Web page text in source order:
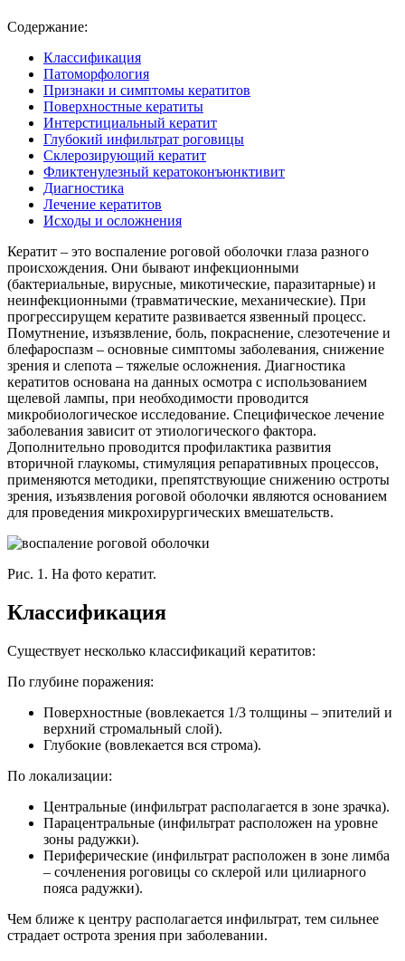
Содержание:
Классификация
Патоморфология
Признаки и симптомы кератитов
Поверхностные кератиты
Интерстициальный кератит
Глубокий инфильтрат роговицы
Склерозирующий кератит
Фликтенулезный кератоконъюнктивит
Диагностика
Лечение кератитов
Исходы и осложнения
Кератит – это воспаление роговой оболочки глаза разного
происхождения. Они бывают инфекционными
(бактериальные, вирусные, микотические, паразитарные) и
неинфекционными (травматические, механические). При
прогрессирущем кератите развивается язвенный процесс.
Помутнение, изъязвление, боль, покраснение, слезотечение и
блефароспазм – основные симптомы заболевания, снижение
зрения и слепота – тяжелые осложнения. Диагностика
кератитов основана на данных осмотра с использованием
щелевой лампы, при необходимости проводится
микробиологическое исследование. Специфическое лечение
заболевания зависит от этиологического фактора.
Дополнительно проводится профилактика развития
вторичной глаукомы, стимуляция репаративных процессов,
применяются методики, препятствующие снижению остроты
зрения, изъязвления роговой оболочки являются основанием
для проведения микрохирургических вмешательств.
Рис. 1. На фото кератит.
Классификация
Существует несколько классификаций кератитов:
По глубине поражения:
Поверхностные (вовлекается 1/3 толщины – эпителий и
верхний стромальный слой).
Глубокие (вовлекается вся строма).
По локализации:
Центральные (инфильтрат располагается в зоне зрачка).
Парацентральные (инфильтрат расположен на уровне
зоны радужки).
Периферические (инфильтрат расположен в зоне лимба
– сочленения роговицы со склерой или цилиарного
пояса радужки).
Чем ближе к центру располагается инфильтрат, тем сильнее
страдает острота зрения при заболевании.